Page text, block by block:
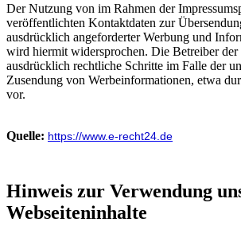
Der Nutzung von im Rahmen der
veröffentlichten Kontaktdaten zur
ausdrücklich angeforderter Werbung und
wird hiermit widersprochen. Die Betreiber der
ausdrücklich rechtliche Schritte im Falle der
Zusendung von Werbeinformationen, etwa
vor.
Quelle: https://www.e-recht24.de
Hinweis zur Verwendung
Webseiteninhalte